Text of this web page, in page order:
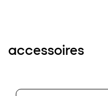
accessoires